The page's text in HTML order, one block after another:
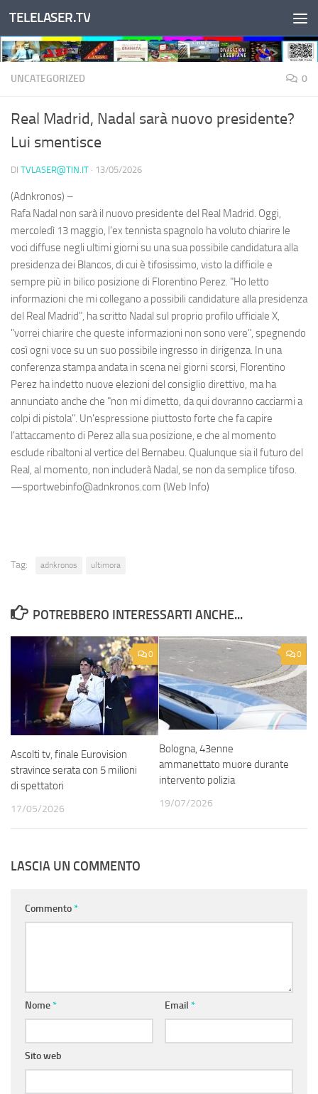
Salta al contenuto
TELELASER.TV
UNCATEGORIZED 0
Real Madrid, Nadal sarà nuovo presidente?
Lui smentisce
DI TVLASER@TIN.IT · 13/05/2026
(Adnkronos) –
Rafa Nadal non sarà il nuovo presidente del Real Madrid. Oggi,
mercoledì 13 maggio, l'ex tennista spagnolo ha voluto chiarire le
voci diffuse negli ultimi giorni su una sua possibile candidatura alla
presidenza dei Blancos, di cui è tifosissimo, visto la difficile e
sempre più in bilico posizione di Florentino Perez. "Ho letto
informazioni che mi collegano a possibili candidature alla presidenza
del Real Madrid", ha scritto Nadal sul proprio profilo ufficiale X,
"vorrei chiarire che queste informazioni non sono vere", spegnendo
così ogni voce su un suo possibile ingresso in dirigenza. In una
conferenza stampa andata in scena nei giorni scorsi, Florentino
Perez ha indetto nuove elezioni del consiglio direttivo, ma ha
annunciato anche che "non mi dimetto, da qui dovranno cacciarmi a
colpi di pistola". Un'espressione piuttosto forte che fa capire
l'attaccamento di Perez alla sua posizione, e che al momento
esclude ribaltoni al vertice del Bernabeu. Qualunque sia il futuro del
Real, al momento, non includerà Nadal, se non da semplice tifoso.
—sportwebinfo@adnkronos.com (Web Info)
Tag: adnkronos ultimora
POTREBBERO INTERESSARTI ANCHE...
0
Ascolti tv, finale Eurovision
stravince serata con 5 milioni
di spettatori
17/05/2026
0
Bologna, 43enne
ammanettato muore durante
intervento polizia
19/07/2026
LASCIA UN COMMENTO
Commento*
Nome* Email *
Sito web